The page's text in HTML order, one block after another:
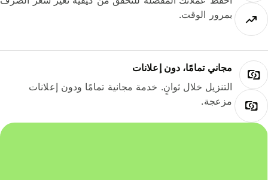
بمرور الوقت.
مجاني تمامًا، دون إعلانات
التنزيل خلال ثوانٍ. خدمة مجانية تمامًا ودون إعلانات
مزعجة.